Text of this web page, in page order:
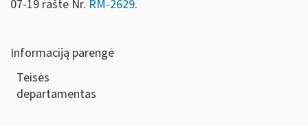
07-19 rašte Nr. RM-2629.
Informaciją parengė
Teisės